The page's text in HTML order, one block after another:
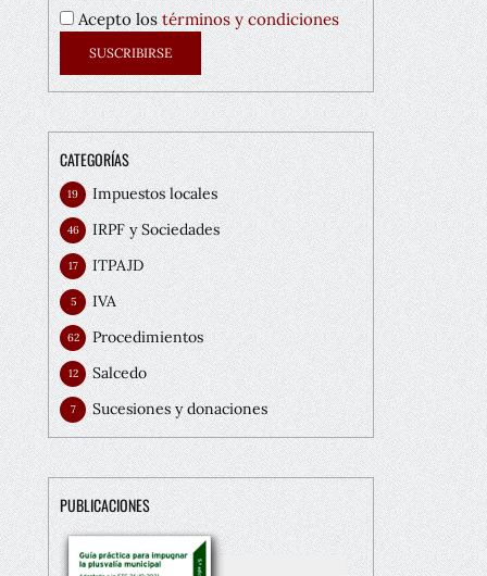
Acepto lostérminos y condiciones
CATEGORÍAS
Impuestos locales
19
IRPF y Sociedades
46
ITPAJD
17
IVA
5
Procedimientos
62
Salcedo
12
Sucesiones y donaciones
7
PUBLICACIONES